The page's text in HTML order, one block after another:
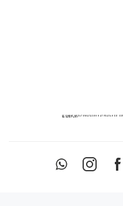
ECOМИКС МУЛЬТИМАГАЗИН НАТУРАЛЬНОЙ
КАЗАХСТАНУ